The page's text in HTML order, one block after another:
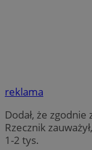
reklama
Dodał, że
Rzecznik
1-2 tys.